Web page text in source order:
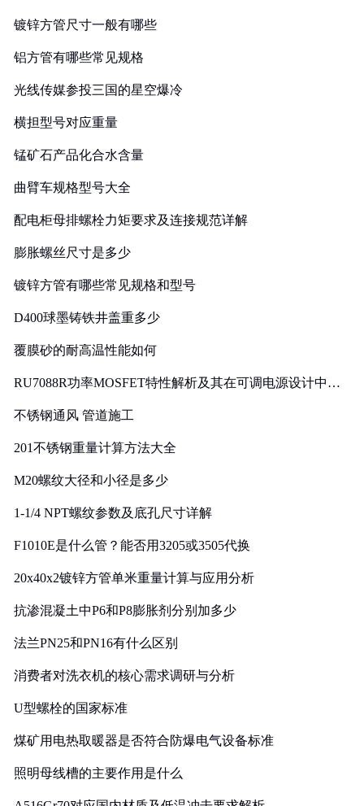
镀锌方管尺寸一般有哪些
铝方管有哪些常见规格
光线传媒参投三国的星空爆冷
横担型号对应重量
锰矿石产品化合水含量
曲臂车规格型号大全
配电柜母排螺栓力矩要求及连接规范详解
膨胀螺丝尺寸是多少
镀锌方管有哪些常见规格和型号
D400球墨铸铁井盖重多少
覆膜砂的耐高温性能如何
RU7088R功率MOSFET特性解析及其在可调电源设计中的
不锈钢通风 管道施工
201不锈钢重量计算方法大全
M20螺纹大径和小径是多少
1-1/4 NPT螺纹参数及底孔尺寸详解
F1010E是什么管？能否用3205或3505代换
20x40x2镀锌方管单米重量计算与应用分析
抗渗混凝土中P6和P8膨胀剂分别加多少
法兰PN25和PN16有什么区别
消费者对洗衣机的核心需求调研与分析
U型螺栓的国家标准
煤矿用电热取暖器是否符合防爆电气设备标准
照明母线槽的主要作用是什么